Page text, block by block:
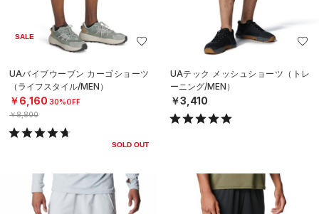
SALE
UAバイブウーブン カーゴショーツ
（ライフスタイル/MEN）
￥6,160 30%OFF
￥8,800
SOLD OUT
UAテック メッシュショーツ（トレ
ーニング/MEN）
￥3,410